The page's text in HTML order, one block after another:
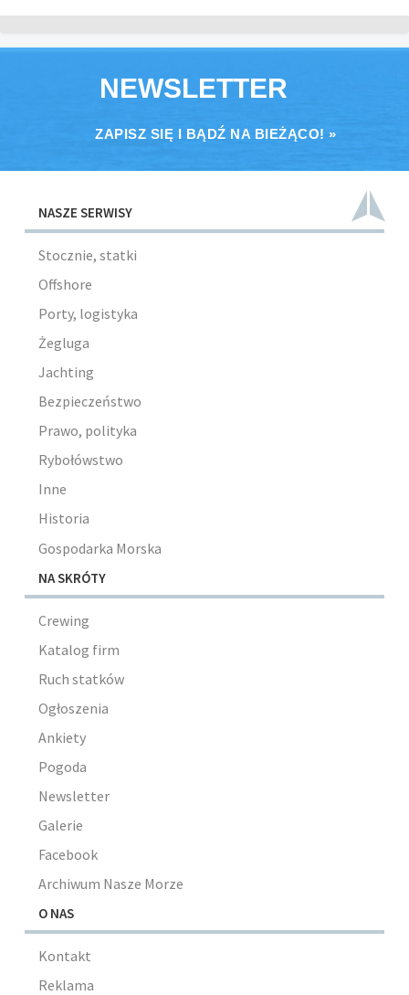
NEWSLETTER
ZAPISZ SIĘ I BĄDŹ NA BIEŻĄCO! »
NASZE SERWISY
Stocznie, statki
Offshore
Porty, logistyka
Żegluga
Jachting
Bezpieczeństwo
Prawo, polityka
Rybołówstwo
Inne
Historia
Gospodarka Morska
NA SKRÓTY
Crewing
Katalog firm
Ruch statków
Ogłoszenia
Ankiety
Pogoda
Newsletter
Galerie
Facebook
Archiwum Nasze Morze
O NAS
Kontakt
Reklama